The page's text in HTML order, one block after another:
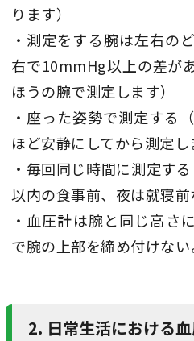
ります）
・測定をする腕は左右の
右で10mmHg以上の差が
ほうの腕で測定します）
・座った姿勢で測定する
ほど安静にしてから測定し
・毎回同じ時間に測定す
以内の食事前、夜は就寝前
・血圧計は腕と同じ高さ
で腕の上部を締め付けな
2. 日常生活における